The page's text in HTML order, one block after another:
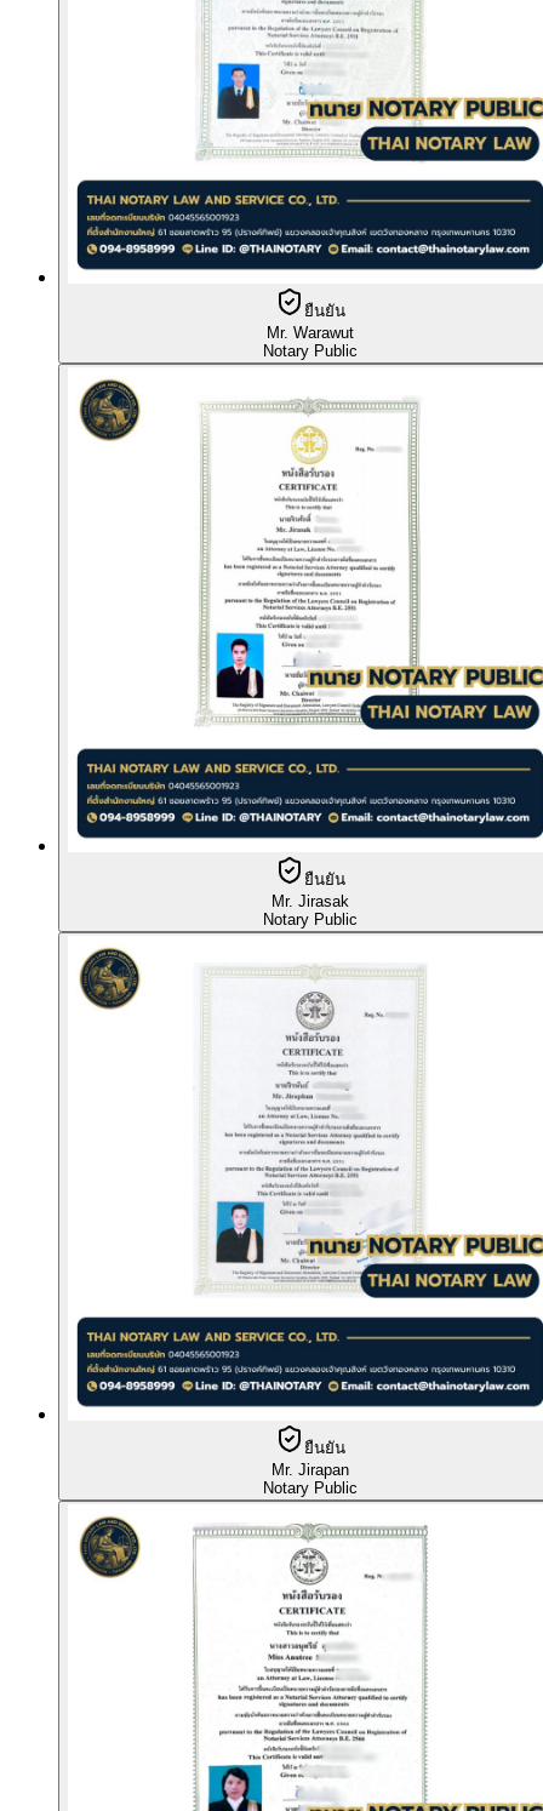
ยืนยัน
Mr. Warawut
Notary Public
ยืนยัน
Mr. Jirasak
Notary Public
ยืนยัน
Mr. Jirapan
Notary Public